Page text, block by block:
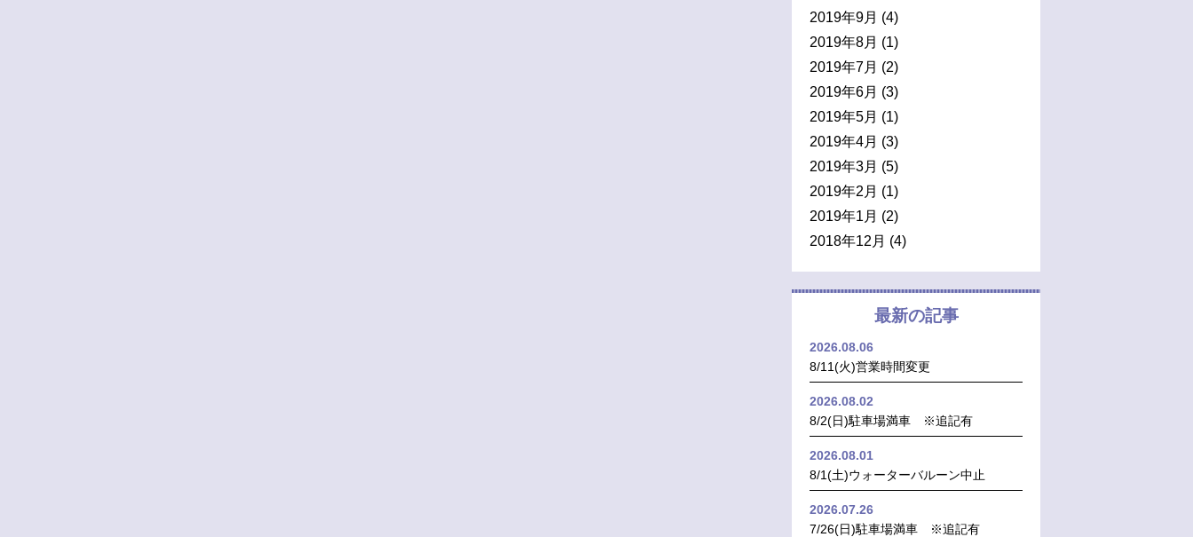
2019年9月 (4)
2019年8月 (1)
2019年7月 (2)
2019年6月 (3)
2019年5月 (1)
2019年4月 (3)
2019年3月 (5)
2019年2月 (1)
2019年1月 (2)
2018年12月 (4)
最新の記事
2026.08.06
8/11(火)営業時間変更
2026.08.02
8/2(日)駐車場満車 ※追記有
2026.08.01
8/1(土)ウォーターバルーン中止
2026.07.26
7/26(日)駐車場満車 ※追記有